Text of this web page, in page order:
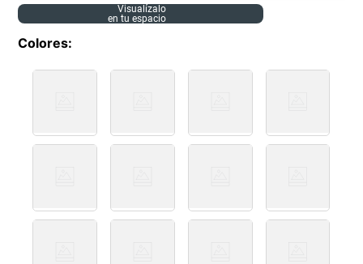
Visualízalo
en tu espacio
Colores